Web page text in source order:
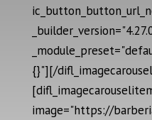
{}"][/
image="https://